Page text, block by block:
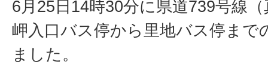
6月25日14時30分に県道739号線
岬入口バス停から里地バス停まで
ました。